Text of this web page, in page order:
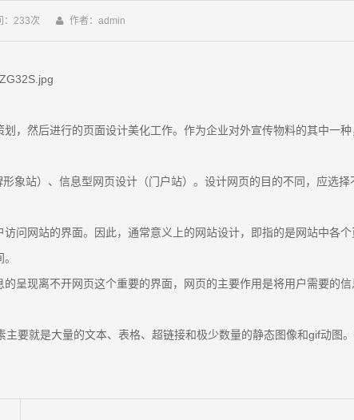
：233次 作者：admin
，然后进行的页面设计美化工作。作为企业对外宣传物料的其中一
象站）、信息型网页设计（门户站）。设计网页的目的不同，应选
问网站的界面。因此，通常意义上的网站设计，即指的是网站中各
呈现离不开网页这个重要的界面，网页的主要作用是将用户需要的
要就是大量的文本、表格、超链接和极少数量的静态图像和gif动图